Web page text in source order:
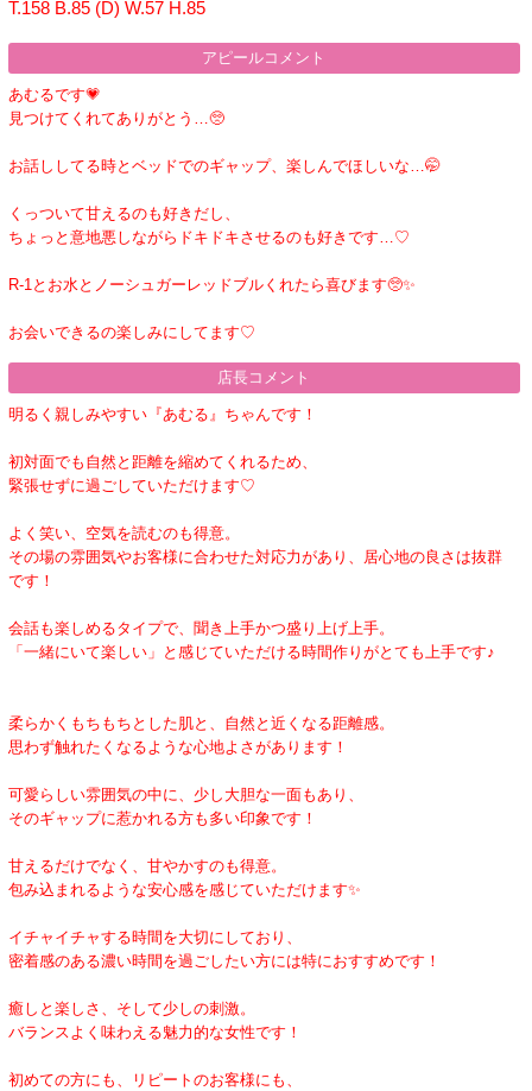
T.158 B.85 (D) W.57 H.85
アピールコメント
あむるです💗
見つけてくれてありがとう…🥺
お話ししてる時とベッドでのギャップ、楽しんでほしいな…🤭
くっついて甘えるのも好きだし、
ちょっと意地悪しながらドキドキさせるのも好きです…♡
R-1とお水とノーシュガーレッドブルくれたら喜びます🥺✨
お会いできるの楽しみにしてます♡
店長コメント
明るく親しみやすい『あむる』ちゃんです！
初対面でも自然と距離を縮めてくれるため、
緊張せずに過ごしていただけます♡
よく笑い、空気を読むのも得意。
その場の雰囲気やお客様に合わせた対応力があり、居心地の良さは抜群
です！
会話も楽しめるタイプで、聞き上手かつ盛り上げ上手。
「一緒にいて楽しい」と感じていただける時間作りがとても上手です♪
柔らかくもちもちとした肌と、自然と近くなる距離感。
思わず触れたくなるような心地よさがあります！
可愛らしい雰囲気の中に、少し大胆な一面もあり、
そのギャップに惹かれる方も多い印象です！
甘えるだけでなく、甘やかすのも得意。
包み込まれるような安心感を感じていただけます✨
イチャイチャする時間を大切にしており、
密着感のある濃い時間を過ごしたい方には特におすすめです！
癒しと楽しさ、そして少しの刺激。
バランスよく味わえる魅力的な女性です！
初めての方にも、リピートのお客様にも、